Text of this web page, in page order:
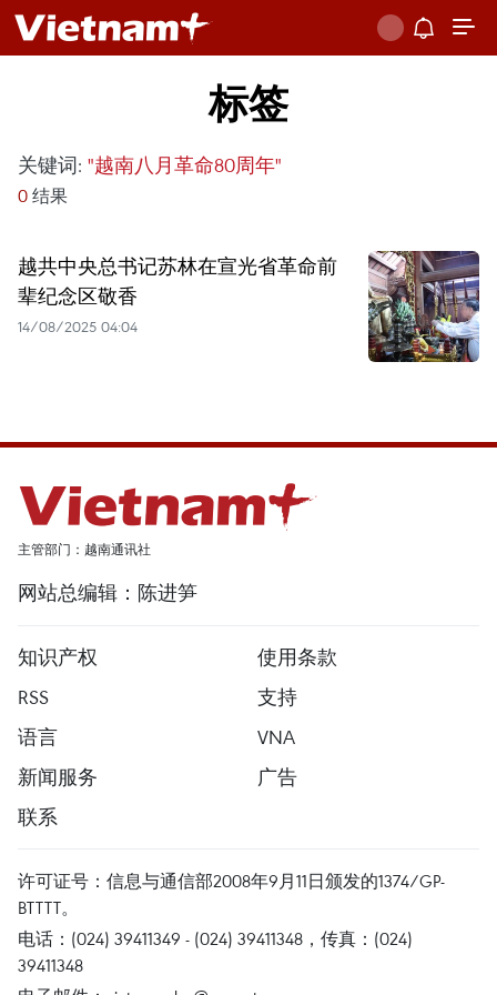
标签
关键词: "越南八月革命80周年"
0 结果
越共中央总书记苏林在宣光省革命前
辈纪念区敬香
14/08/2025 04:04
主管部门：越南通讯社
网站总编辑：陈进笋
知识产权
使用条款
RSS
支持
语言
VNA
新闻服务
广告
联系
许可证号：信息与通信部2008年9月11日颁发的1374/GP-
BTTTT。
电话：(024) 39411349 - (024) 39411348，传真：(024)
39411348